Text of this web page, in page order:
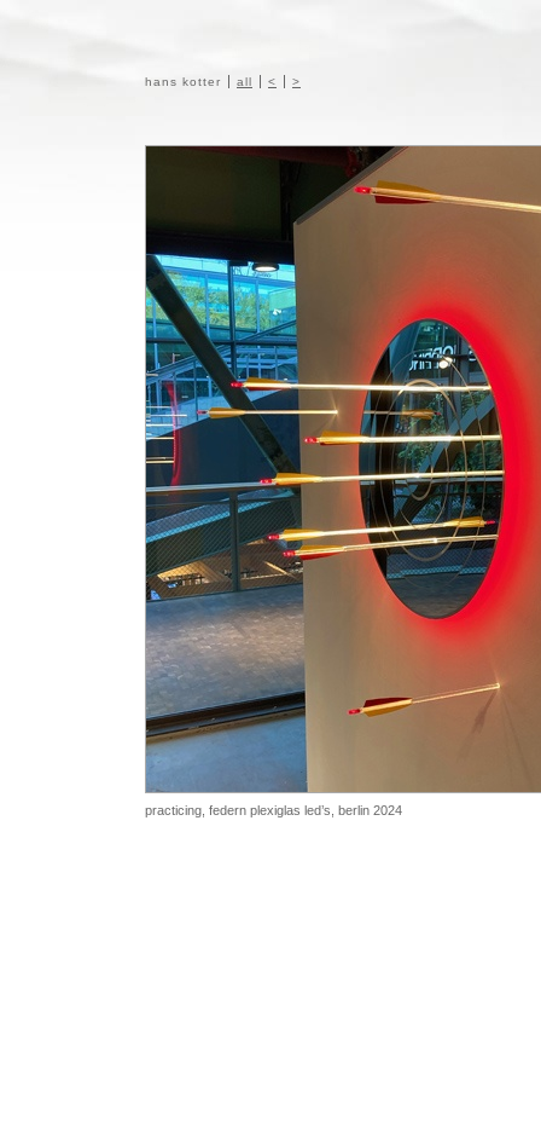
hans kotter all < >
practicing, federn plexiglas led’s , berlin 2024